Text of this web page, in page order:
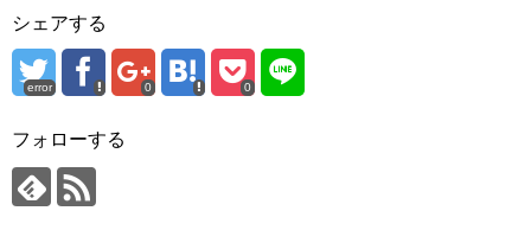
シェアする
error 0 0
フォローする